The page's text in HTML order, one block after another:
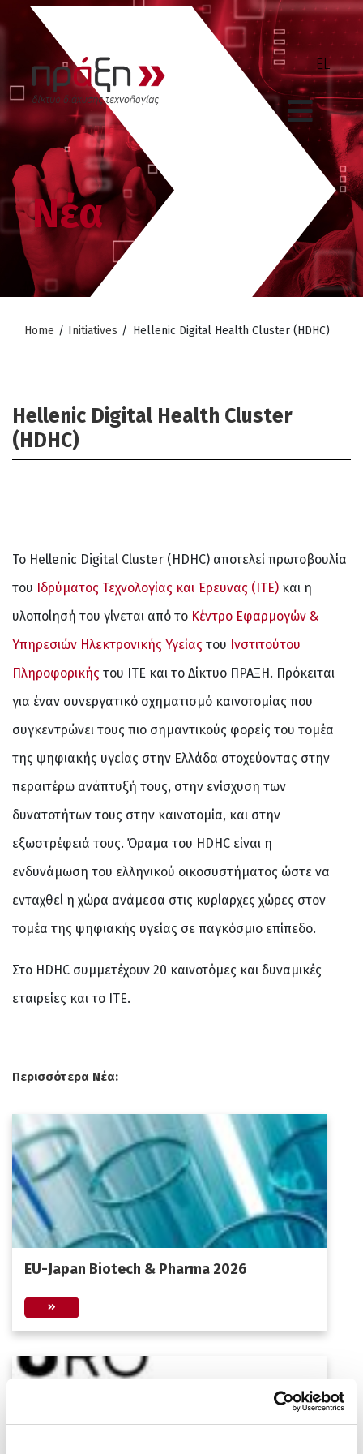
Νέα
Home / Initiatives / Hellenic Digital Health Cluster (HDHC)
Hellenic Digital Health Cluster
(HDHC)
Το Hellenic Digital Cluster (HDHC) αποτελεί πρωτοβουλία
του Ιδρύματος Τεχνολογίας και Έρευνας (ΙΤΕ) και η
υλοποίησή του γίνεται από το Κέντρο Εφαρμογών &
Υπηρεσιών Ηλεκτρονικής Υγείας του Ινστιτούτου
Πληροφορικής του ΙΤΕ και το Δίκτυο ΠΡΑΞΗ. Πρόκειται
για έναν συνεργατικό σχηματισμό καινοτομίας που
συγκεντρώνει τους πιο σημαντικούς φορείς του τομέα
της ψηφιακής υγείας στην Ελλάδα στοχεύοντας στην
περαιτέρω ανάπτυξή τους, στην ενίσχυση των
δυνατοτήτων τους στην καινοτομία, και στην
εξωστρέφειά τους. Όραμα του HDHC είναι η
ενδυνάμωση του ελληνικού οικοσυστήματος ώστε να
ενταχθεί η χώρα ανάμεσα στις κυρίαρχες χώρες στον
τομέα της ψηφιακής υγείας σε παγκόσμιο επίπεδο.
Στο HDHC συμμετέχουν 20 καινοτόμες και δυναμικές
εταιρείες και το ΙΤΕ.
Περισσότερα Νέα:
EU-Japan Biotech & Pharma 2026